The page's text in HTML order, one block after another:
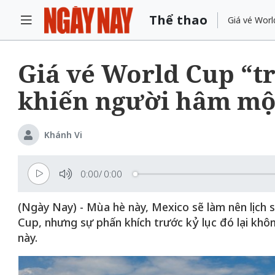
Thể thao Giá vé
Giá vé World Cup
khiến người hâm
Khánh Vi
0:00/ 0:00
(Ngày Nay) - Mùa hè này, Mexico sẽ làm nên
Cup, nhưng sự phấn khích trước kỷ lục đó lại
này.